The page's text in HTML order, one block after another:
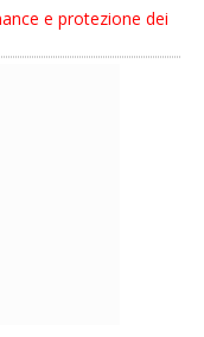
e protezione dei